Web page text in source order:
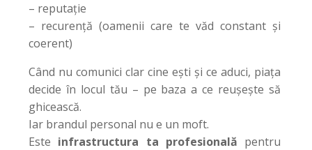
– reputație
– recurență (oamenii care te văd constant și
coerent)
Când nu comunici clar cine ești și ce aduci, piața
decide în locul tău – pe baza a ce reușește să
ghicească.
Iar brandul personal nu e un moft.
Este infrastructura ta profesională pentru